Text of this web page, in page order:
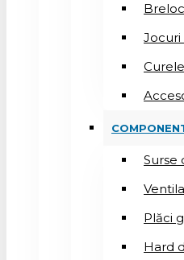
Jocuri
Surse
Plăci
Hard